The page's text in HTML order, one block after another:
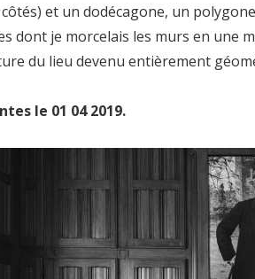
et un dodécagone, un
dont je morcelais les murs en une
du lieu devenu entièrement
le 01 04 2019.